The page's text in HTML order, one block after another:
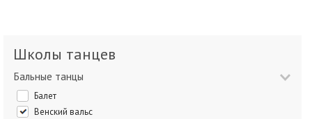
Школы танцев
Бальные танцы
Балет
Венский вальс